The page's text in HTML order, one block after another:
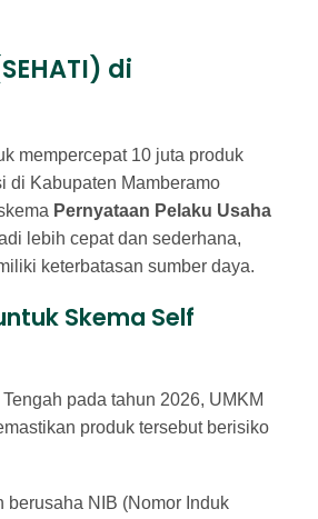
di
mempercepat 10 juta produk
di Kabupaten Mamberamo
Pernyataan Pelaku Usaha
lebih cepat dan sederhana,
keterbatasan sumber daya.
Skema Self
pada tahun 2026, UMKM
produk tersebut berisiko
berusaha NIB (Nomor Induk